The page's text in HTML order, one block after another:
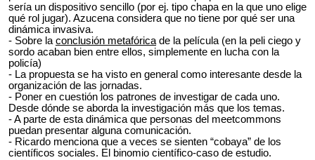
sería un dispositivo sencillo (por ej. tipo chapa en la que uno elige
qué rol jugar). Azucena considera que no tiene por qué ser una
dinámica invasiva.
- Sobre la conclusión metafórica de la película (en la peli ciego y
sordo acaban bien entre ellos, simplemente en lucha con la
policía)
- La propuesta se ha visto en general como interesante desde la
organización de las jornadas.
- Poner en cuestión los patrones de investigar de cada uno.
Desde dónde se aborda la investigación más que los temas.
- A parte de esta dinámica que personas del meetcommons
puedan presentar alguna comunicación.
- Ricardo menciona que a veces se sienten “cobaya” de los
científicos sociales. El binomio científico-caso de estudio.